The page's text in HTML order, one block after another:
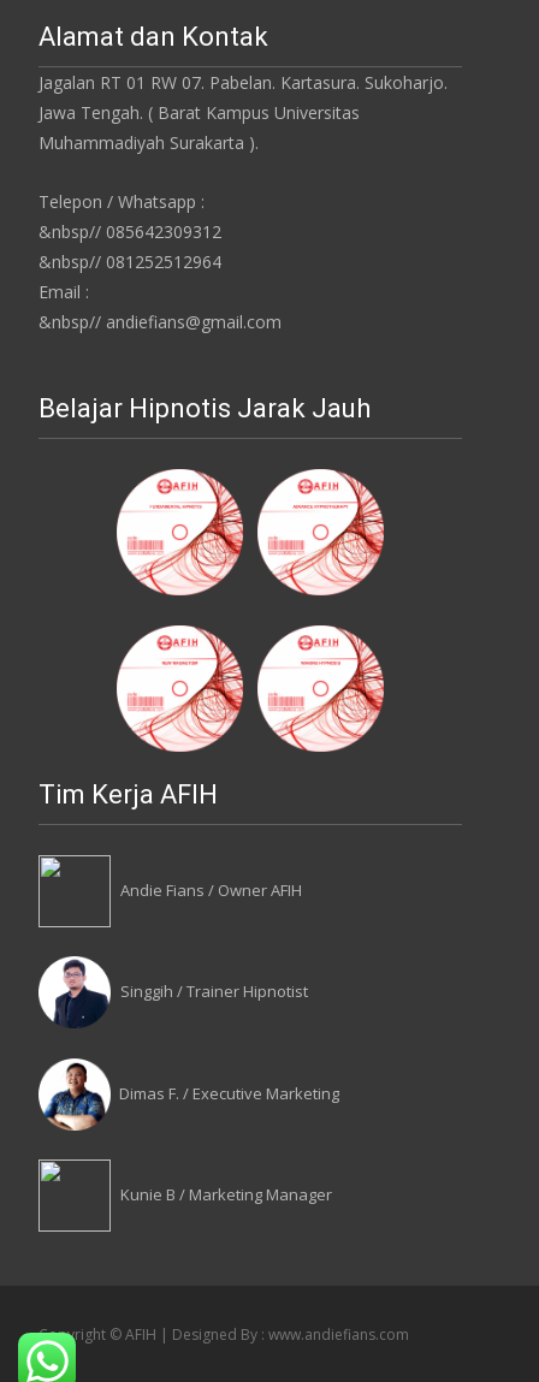
Alamat dan Kontak
Jagalan RT 01 RW 07. Pabelan. Kartasura. Sukoharjo.
Jawa Tengah. ( Barat Kampus Universitas
Muhammadiyah Surakarta ).
Telepon / Whatsapp :
&nbsp// 085642309312
&nbsp// 081252512964
Email :
&nbsp// andiefians@gmail.com
Belajar Hipnotis Jarak Jauh
Tim Kerja AFIH
Andie Fians / Owner AFIH
Singgih / Trainer Hipnotist
Dimas F. / Executive Marketing
Kunie B / Marketing Manager
Copyright © AFIH | Designed By : www.andiefians.com